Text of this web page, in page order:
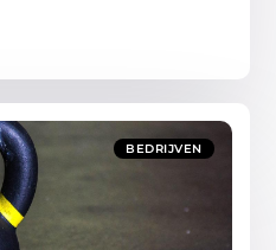
BEDRIJVEN